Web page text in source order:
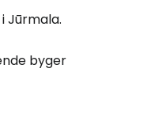
Jūrmala.
byger